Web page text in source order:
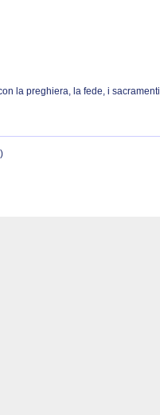
la preghiera, la fede, i sacramenti